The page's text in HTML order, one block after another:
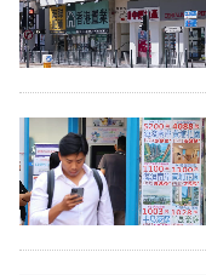
業
科
技
職
場
生